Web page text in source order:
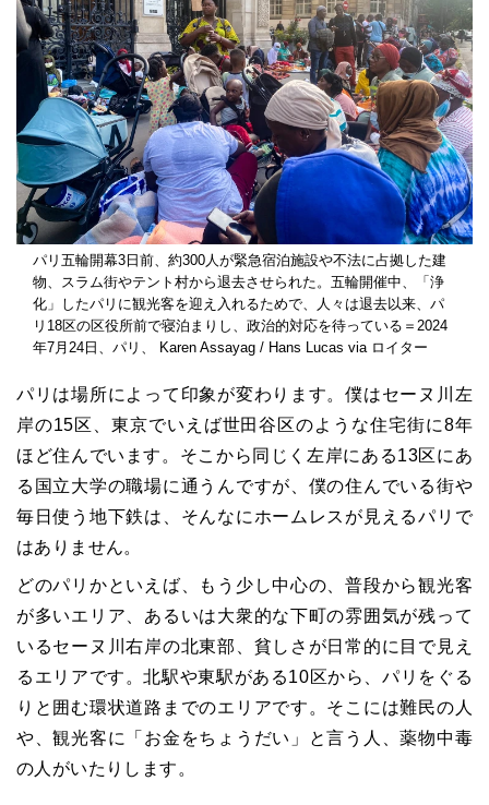
パリ五輪開幕3日前、約300人が緊急宿泊施設や不法に占拠した建
物、スラム街やテント村から退去させられた。五輪開催中、「浄
化」したパリに観光客を迎え入れるためで、人々は退去以来、パ
リ18区の区役所前で寝泊まりし、政治的対応を待っている＝2024
年7月24日、パリ、 Karen Assayag / Hans Lucas via ロイター
パリは場所によって印象が変わります。僕はセーヌ川左
岸の15区、東京でいえば世田谷区のような住宅街に8年
ほど住んでいます。そこから同じく左岸にある13区にあ
る国立大学の職場に通うんですが、僕の住んでいる街や
毎日使う地下鉄は、そんなにホームレスが見えるパリで
はありません。
どのパリかといえば、もう少し中心の、普段から観光客
が多いエリア、あるいは大衆的な下町の雰囲気が残って
いるセーヌ川右岸の北東部、貧しさが日常的に目で見え
るエリアです。北駅や東駅がある10区から、パリをぐる
りと囲む環状道路までのエリアです。そこには難民の人
や、観光客に「お金をちょうだい」と言う人、薬物中毒
の人がいたりします。